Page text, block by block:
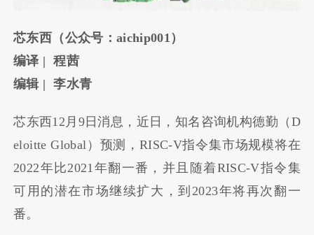
芯东西（公众号：aichip001）
编译 | 程茜
编辑 | 李水青
芯东西12月9日消息，近日，知名咨询机构德勤（D
eloitte Global）预测，RISC-V指令集市场规模将在
2022年比2021年翻一番，并且随着RISC-V指令集
可用的潜在市场继续扩大，到2023年将再次翻一
番。